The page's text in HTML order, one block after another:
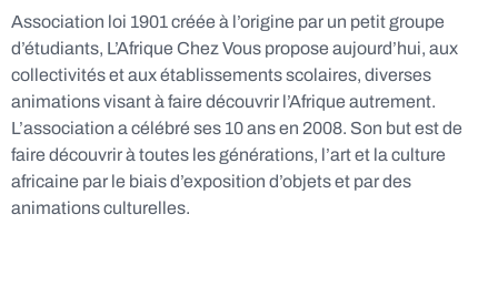
Association loi 1901 créée à l’origine par un petit groupe
d’étudiants, L’Afrique Chez Vous propose aujourd’hui, aux
collectivités et aux établissements scolaires, diverses
animations visant à faire découvrir l’Afrique autrement.
L’association a célébré ses 10 ans en 2008. Son but est de
faire découvrir à toutes les générations, l’art et la culture
africaine par le biais d’exposition d’objets et par des
animations culturelles.